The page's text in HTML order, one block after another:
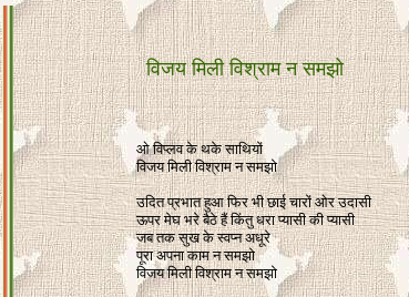
विजय मिली विश्राम न समझो
ओ विप्लव के थके साथियों
विजय मिली विश्राम न समझो
उदित प्रभात हुआ फिर भी छाई चारों ओर उदासी
ऊपर मेघ भरे बैठे हैं किंतु धरा प्यासी की प्यासी
जब तक सुख के स्वप्न अधूरे
पूरा अपना काम न समझो
विजय मिली विश्राम न समझो